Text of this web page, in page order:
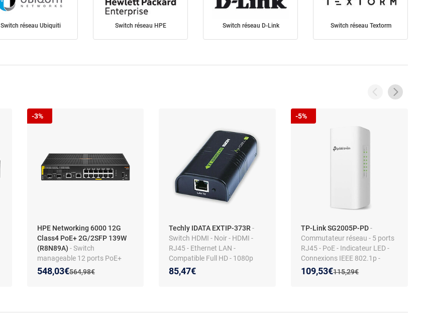
Switch réseau Ubiquiti Switch réseau HPE Switch réseau D-Link Switch réseau Textorm
HPE Networking 6000 12G
Class4 PoE+ 2G/2SFP 139W
(R8N89A) - Switch
manageable 12 ports PoE+
10/100/1000 Mbps + 2 SFP +
2 ports 10/100/1000 Mbps
Ancien prix :
564,98€
Nouveau prix :
548,03€
Réduction de :
-3%
Techly IDATA EXTIP-373R-
Switch HDMI - Noir - HDMI -
RJ45 - Ethernet LAN -
Compatible Full HD - 1080p
85,47€
TP-Link SG2005P-PD-
Commutateur réseau - 5 ports
RJ45 - PoE - Indicateur LED -
Connexions IEEE 802.1p -
Témoin LEDAncien prix :
115,29€
Nouveau prix :
109,53€
Réduction de :
-5%